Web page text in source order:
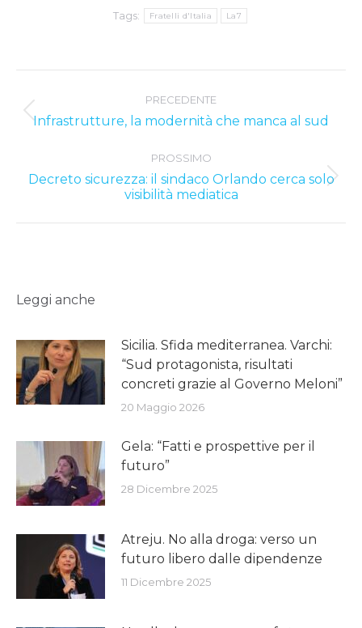
Tags: Fratelli d'Italia La7
navigation
PRECEDENTE
Previous
Infrastrutture, la modernità che manca al sud
PROSSIMO
Next
post:
Decreto sicurezza: il sindaco Orlando cerca solo
visibilità mediatica
Leggi anche
Sicilia. Sfida mediterranea. Varchi:
“Sud protagonista, risultati
concreti grazie al Governo Meloni”
20 Maggio 2026
Gela: “Fatti e prospettive per il
futuro”
28 Dicembre 2025
Atreju. No alla droga: verso un
futuro libero dalle dipendenze
11 Dicembre 2025